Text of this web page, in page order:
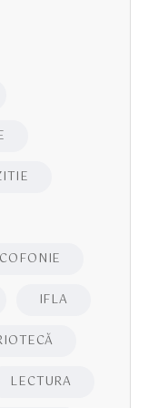
IFLA
LECTURA